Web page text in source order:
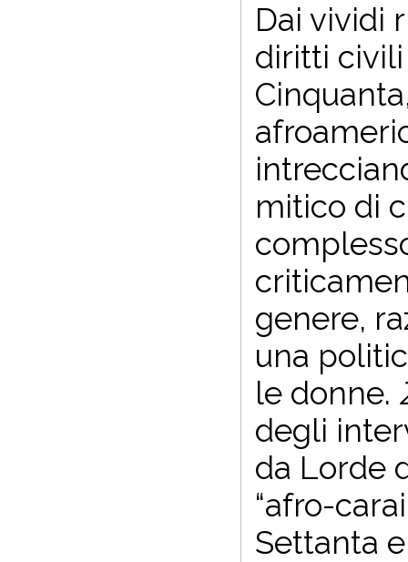
Dai vividi
diritti
mitico di
genere,
una
le donne.
degli
da Lorde
“afro-
Settanta